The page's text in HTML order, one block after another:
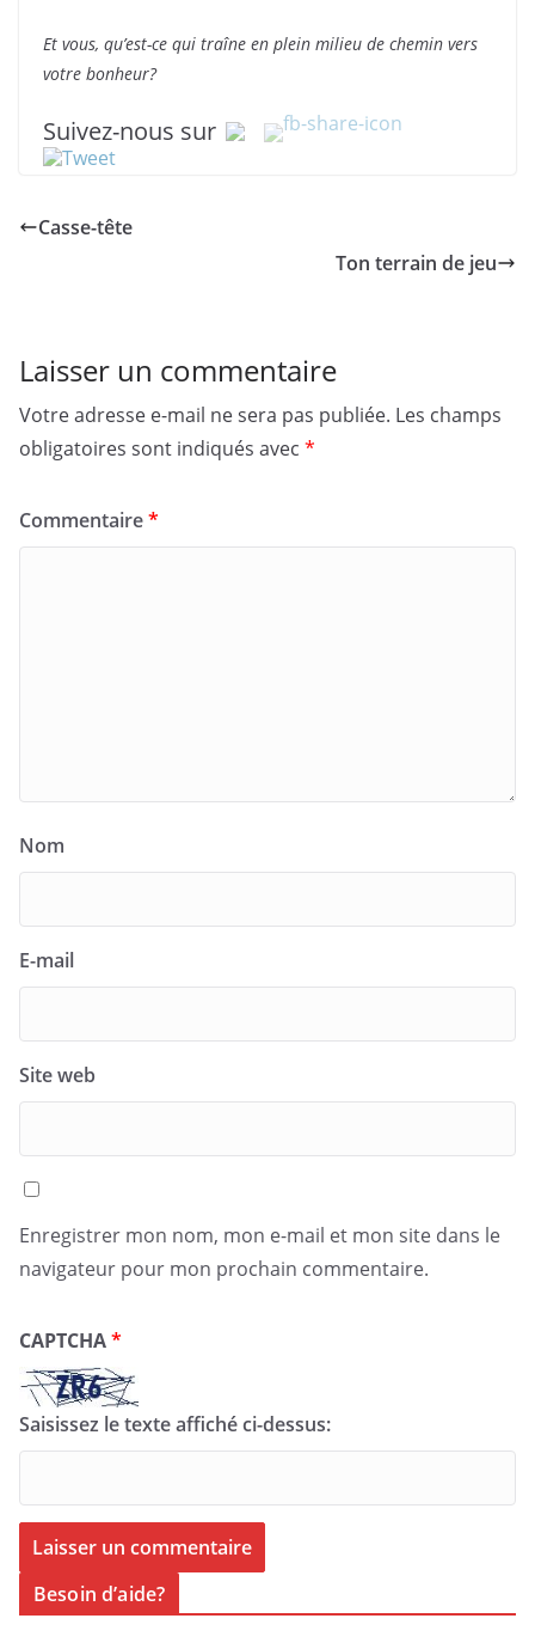
Et vous, qu’est-ce qui traîne en plein milieu de chemin vers
votre bonheur?
Suivez-nous sur
Casse-tête
Ton terrain de jeu
Laisser un commentaire
Votre adresse e-mail ne sera pas publiée. Les champs
obligatoires sont indiqués avec *
Commentaire*
Nom
E-mail
Site web
Enregistrer mon nom, mon e-mail et mon site dans le
navigateur pour mon prochain commentaire.
CAPTCHA*
Saisissez le texte affiché ci-dessus:
Besoin d’aide?